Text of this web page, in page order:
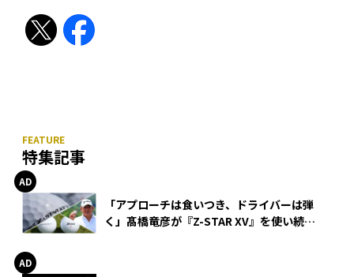
特集記事
「アプローチは食いつき、ドライバーは弾
く」髙橋竜彦が『Z-STAR XV』を使い続け